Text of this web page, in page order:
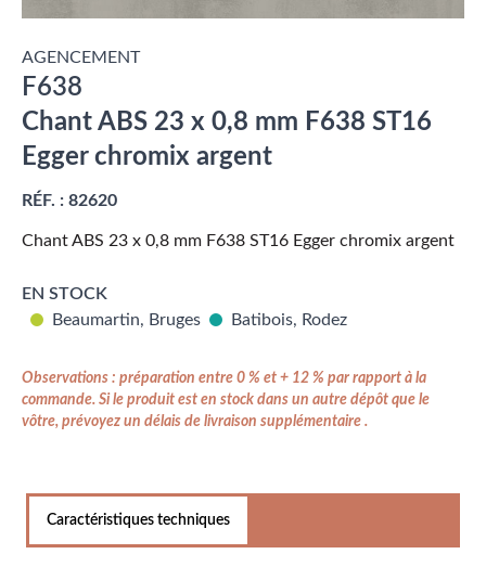
AGENCEMENT
F638
Chant ABS 23 x 0,8 mm F638 ST16
Egger chromix argent
RÉF. : 82620
Chant ABS 23 x 0,8 mm F638 ST16 Egger chromix argent
EN STOCK
Beaumartin, Bruges
Batibois, Rodez
Observations : préparation entre 0 % et + 12 % par rapport à la
commande. Si le produit est en stock dans un autre dépôt que le
vôtre, prévoyez un délais de livraison supplémentaire .
Caractéristiques techniques